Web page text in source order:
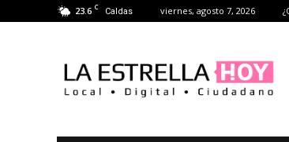
23.6 C Caldas viernes, agosto 7, 2026
Estrella
Hoy
|
de